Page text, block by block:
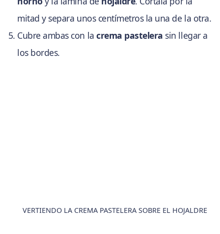
mitad y separa unos centímetros la una de la otra.
Cubre ambas con lacrema pastelera sin llegar a
los bordes.
VERTIENDO LA CREMA PASTELERA SOBRE EL HOJALDRE